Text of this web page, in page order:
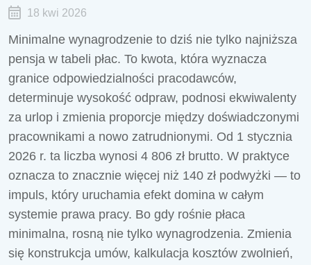
18 kwi 2026
Minimalne wynagrodzenie to dziś nie tylko najniższa
pensja w tabeli płac. To kwota, która wyznacza
granice odpowiedzialności pracodawców,
determinuje wysokość odpraw, podnosi ekwiwalenty
za urlop i zmienia proporcje między doświadczonymi
pracownikami a nowo zatrudnionymi. Od 1 stycznia
2026 r. ta liczba wynosi 4 806 zł brutto. W praktyce
oznacza to znacznie więcej niż 140 zł podwyżki — to
impuls, który uruchamia efekt domina w całym
systemie prawa pracy. Bo gdy rośnie płaca
minimalna, rosną nie tylko wynagrodzenia. Zmienia
się konstrukcja umów, kalkulacja kosztów zwolnień,